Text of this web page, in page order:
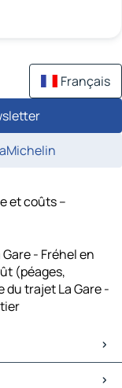
Français
et coûts –
- Fréhel en
(péages,
trajet La Gare -